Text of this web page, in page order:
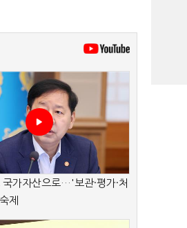
국가자산으로…'보관·평가·처
제